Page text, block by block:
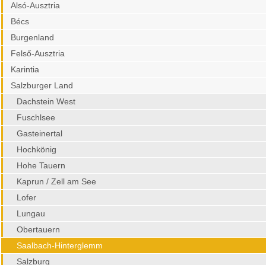
Alsó-Ausztria
Bécs
Burgenland
Felső-Ausztria
Karintia
Salzburger Land
Dachstein West
Fuschlsee
Gasteinertal
Hochkönig
Hohe Tauern
Kaprun / Zell am See
Lofer
Lungau
Obertauern
Saalbach-Hinterglemm
Salzburg